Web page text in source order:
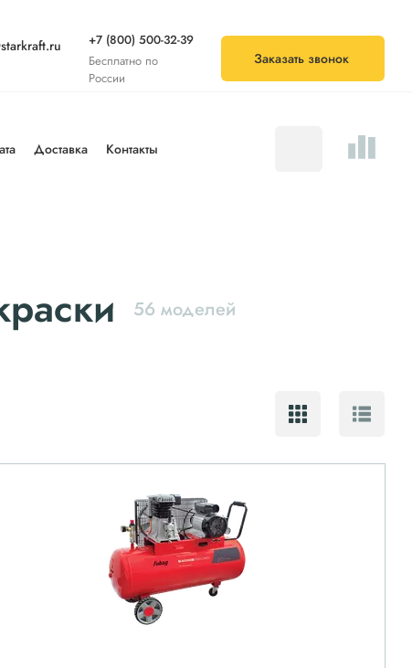
+7 (800) 500-32-39
Бесплатно по
России
Заказать звонок
Доставка Контакты
56 моделей